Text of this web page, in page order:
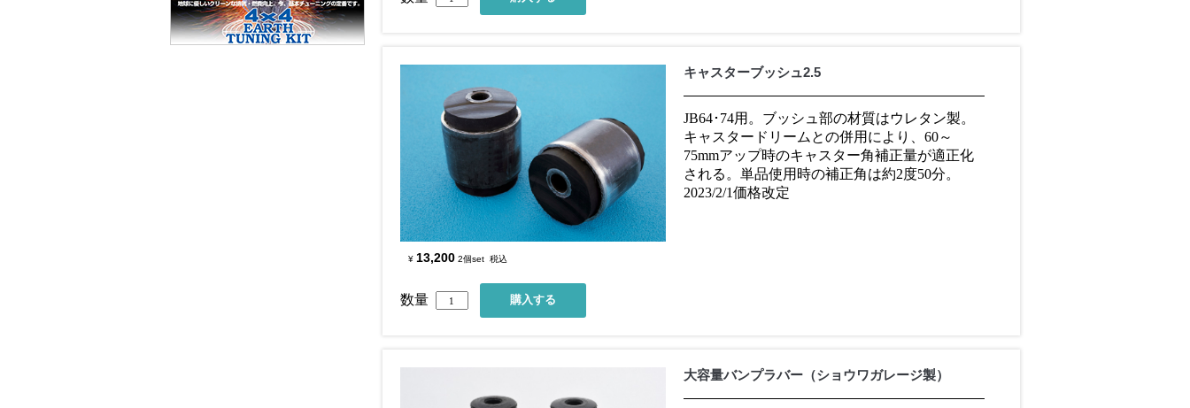
キャスターブッシュ2.5
JB64･74用。ブッシュ部の材質はウレタン製。
キャスタードリームとの併用により、60～
75mmアップ時のキャスター角補正量が適正化
される。単品使用時の補正角は約2度50分。
2023/2/1価格改定
¥ 13,200 2個set 税込
数量
大容量バンプラバー（ショウワガレージ製）